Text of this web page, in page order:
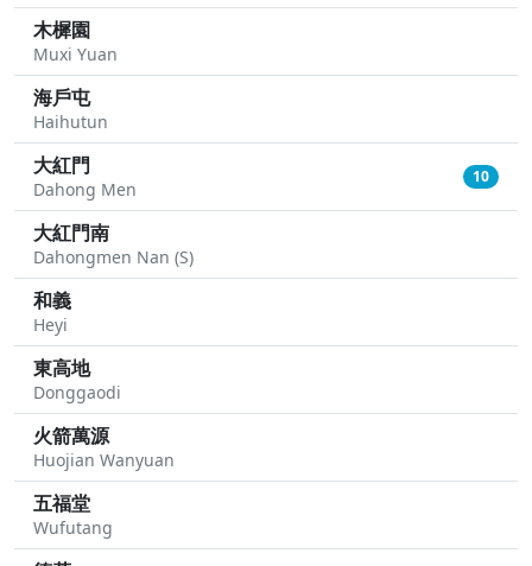
木樨園
Muxi Yuan
海戶屯
Haihutun
大紅門
Dahong Men
10
大紅門南
Dahongmen Nan (S)
和義
Heyi
東高地
Donggaodi
火箭萬源
Huojian Wanyuan
五福堂
Wufutang